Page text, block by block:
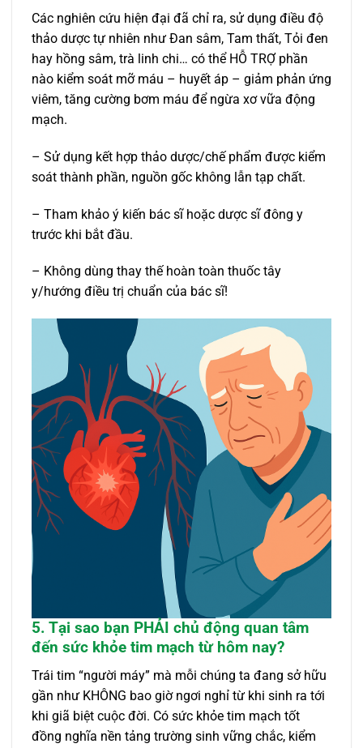
Các nghiên cứu hiện đại đã chỉ ra, sử dụng điều độ
thảo dược tự nhiên như Đan sâm, Tam thất, Tỏi đen
hay hồng sâm, trà linh chi… có thể HỖ TRỢ phần
nào kiểm soát mỡ máu – huyết áp – giảm phản ứng
viêm, tăng cường bơm máu để ngừa xơ vữa động
mạch.
– Sử dụng kết hợp thảo dược/chế phẩm được kiểm
soát thành phần, nguồn gốc không lẫn tạp chất.
– Tham khảo ý kiến bác sĩ hoặc dược sĩ đông y
trước khi bắt đầu.
– Không dùng thay thế hoàn toàn thuốc tây
y/hướng điều trị chuẩn của bác sĩ!
5. Tại sao bạn PHẢI chủ động quan tâm
đến sức khỏe tim mạch từ hôm nay?
Trái tim “người máy” mà mỗi chúng ta đang sở hữu
gần như KHÔNG bao giờ ngơi nghỉ từ khi sinh ra tới
khi giã biệt cuộc đời. Có sức khỏe tim mạch tốt
đồng nghĩa nền tảng trường sinh vững chắc, kiểm